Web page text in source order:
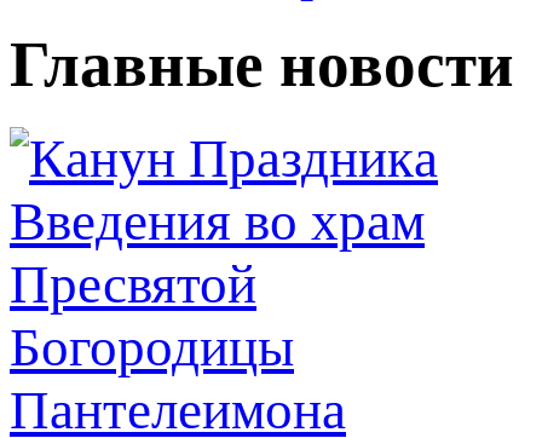
Главные новости
Пантелеимона